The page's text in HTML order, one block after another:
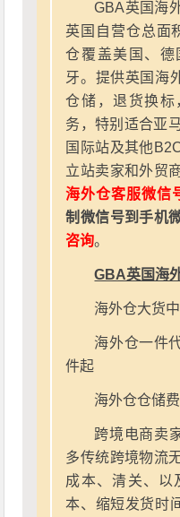
GBA英国海
英国自营仓总面
仓覆盖美国、德
牙。提供英国海
仓储，退货换标
务，特别适合亚
国际站及其他
立站卖家和外贸
海外仓客服微信
制微信号到手机
咨询。
GBA英国海
海外仓大货
海外仓一件
件起
海外仓仓储
跨境电商卖
多传统跨境物流
成本、清关、以
本、缩短发货时